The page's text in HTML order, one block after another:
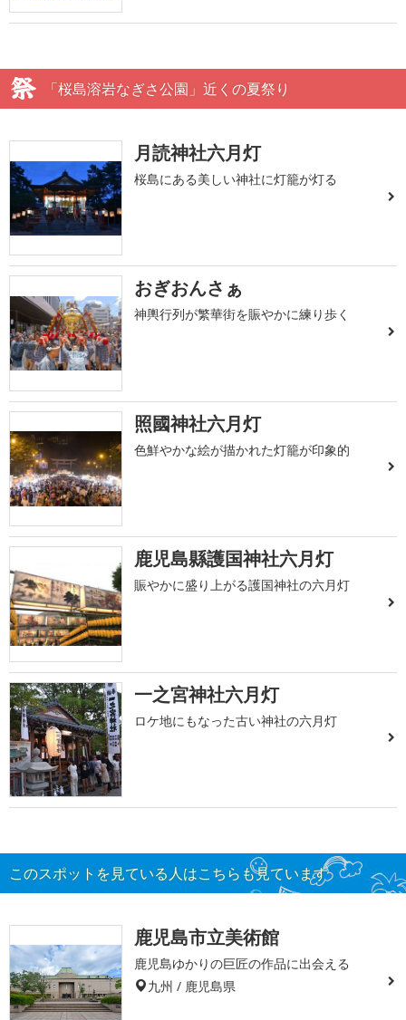
「桜島溶岩なぎさ公園」近くの夏祭り
月読神社六月灯
桜島にある美しい神社に灯籠が灯る
おぎおんさぁ
神輿行列が繁華街を賑やかに練り歩く
照國神社六月灯
色鮮やかな絵が描かれた灯籠が印象的
鹿児島縣護国神社六月灯
賑やかに盛り上がる護国神社の六月灯
一之宮神社六月灯
ロケ地にもなった古い神社の六月灯
このスポットを見ている人はこちらも見ています
鹿児島市立美術館
鹿児島ゆかりの巨匠の作品に出会える
九州 / 鹿児島県